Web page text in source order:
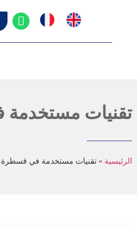
تقنيات
الرئيسية » تقنيات مستخدمة في قسطرة